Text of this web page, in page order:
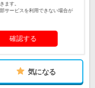
スキルを考慮のうえ決定し
気になる
ます。
サービスを利用できない場合が
確認する